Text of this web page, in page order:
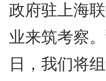
政府驻上海
业来筑考察
日，我们将